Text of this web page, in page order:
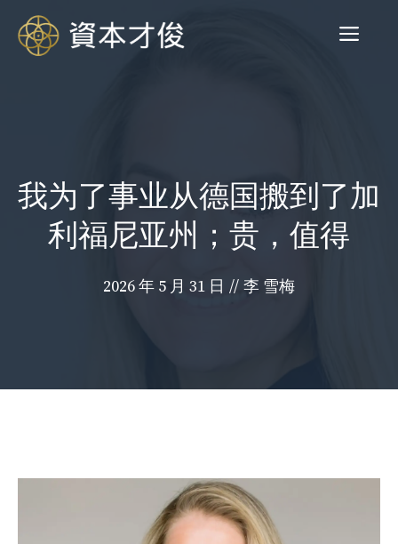
菜
我为了事业从德国搬到了加
利福尼亚州；贵，值得
2026 年 5 月 31 日 // 李 雪梅